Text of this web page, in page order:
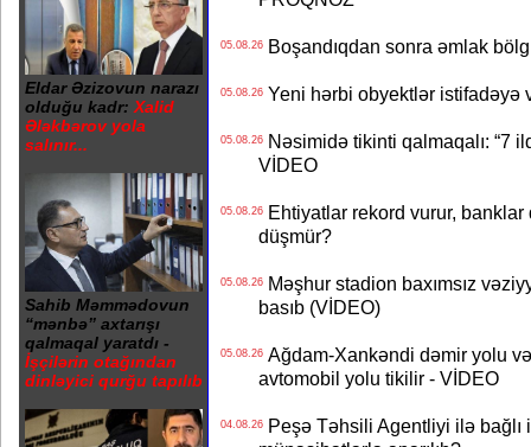
Eldar Əzizovun narazı
olduğu kadr: Xalid
Ələkbərov yola
salınır...
Sahib Məmmədovun
“mənbə” axtarışı
qalmaqal yaratdı -
İşçilərin otağından
dinləyici qurğu tapılıb
05.08.26Boşandıqdan sonra əmlak
05.08.26Yeni hərbi obyektlər istifadəyə
05.08.26Nəsimidə tikinti qalmaqalı: “7
VİDEO
05.08.26Ehtiyatlar rekord vurur, banklar
düşmür?
05.08.26Məşhur stadion baxımsız
basıb (VİDEO)
05.08.26Ağdam-Xankəndi dəmir yolu
avtomobil yolu tikilir - VİDEO
04.08.26Peşə Təhsili Agentliyi ilə bağlı